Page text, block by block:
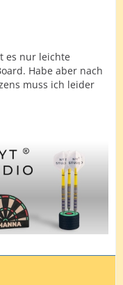
es nur leichte
Habe aber nach
muss ich leider